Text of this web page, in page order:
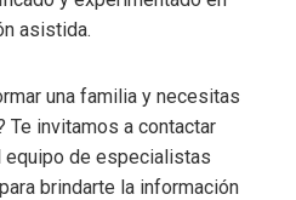
asistida.
una familia y necesitas
invitamos a contactar
equipo de especialistas
brindarte la información